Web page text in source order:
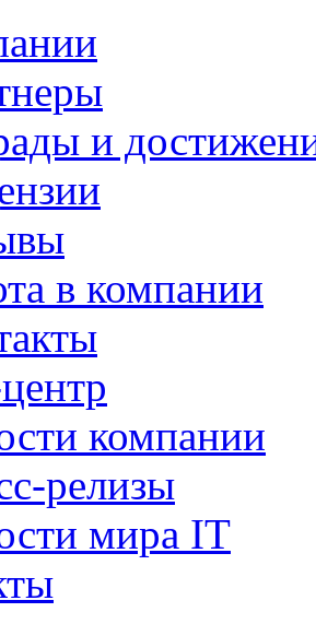
и
в компании
компании
релизы
мира IT